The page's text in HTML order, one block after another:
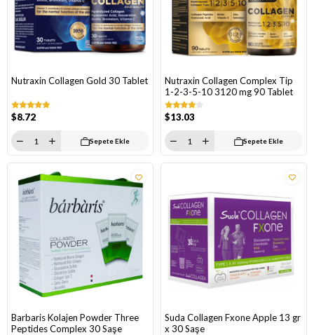
Nutraxin Collagen Gold 30 Tablet
$8.72
Sepete Ekle
Nutraxin Collagen Complex Tip
1-2-3-5-10 3120 mg 90 Tablet
$13.03
Sepete Ekle
Barbaris Kolajen Powder Three
Peptides Complex 30 Saşe
Suda Collagen Fxone Apple 13 gr
x 30 Saşe